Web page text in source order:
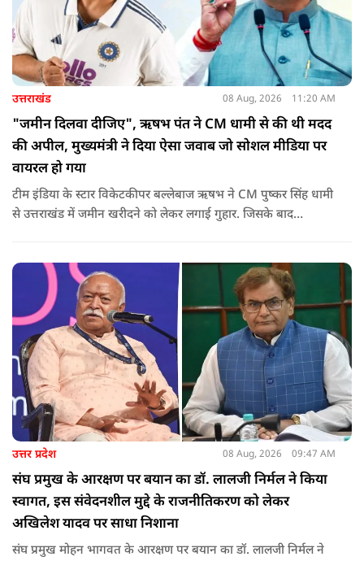
उत्तराखंड 08 Aug, 2026 11:20 AM
"जमीन दिलवा दीजिए", ऋषभ पंत ने CM धामी से की थी मदद
की अपील, मुख्यमंत्री ने दिया ऐसा जवाब जो सोशल मीडिया पर
वायरल हो गया
टीम इंडिया के स्टार विकेटकीपर बल्लेबाज ऋषभ ने CM पुष्कर सिंह धामी
से उत्तराखंड में जमीन खरीदने को लेकर लगाई गुहार. जिसके बाद
उत्तर प्रदेश 08 Aug, 2026 09:47 AM
संघ प्रमुख के आरक्षण पर बयान का डॉ. लालजी निर्मल ने किया
स्वागत, इस संवेदनशील मुद्दे के राजनीतिकरण को लेकर
अखिलेश यादव पर साधा निशाना
संघ प्रमुख मोहन भागवत के आरक्षण पर बयान का डॉ. लालजी निर्मल ने